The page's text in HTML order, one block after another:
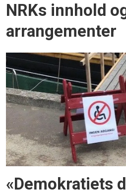
NRKs innhold
arrangementer
«Demokratiets